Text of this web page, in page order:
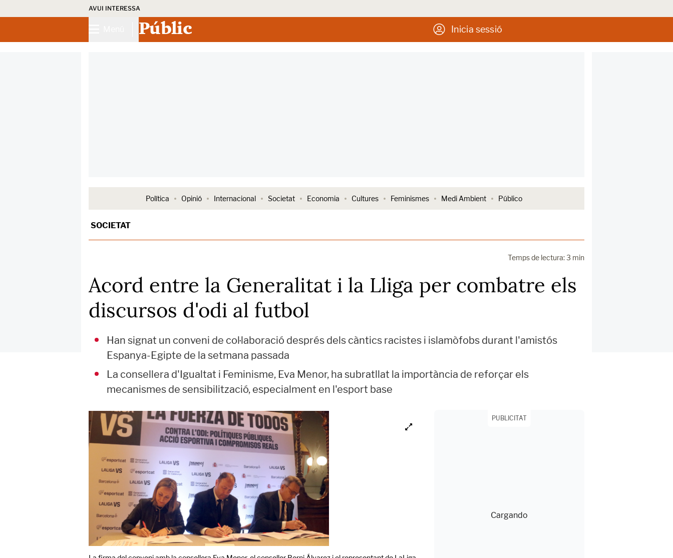
AVUI INTERESSA
Públic Inicia sessió
Política Opinió Internacional Societat Economia Cultures Feminismes Medi Ambient Público
SOCIETAT
Temps de lectura: 3 min
Acord entre la Generalitat i la Lliga per combatre els
discursos d'odi al futbol
Han signat un conveni de col·laboració després dels càntics racistes i islamòfobs durant l'amistós
Espanya-Egipte de la setmana passada
La consellera d'Igualtat i Feminisme, Eva Menor, ha subratllat la importància de reforçar els
mecanismes de sensibilització, especialment en l'esport base
PUBLICITAT